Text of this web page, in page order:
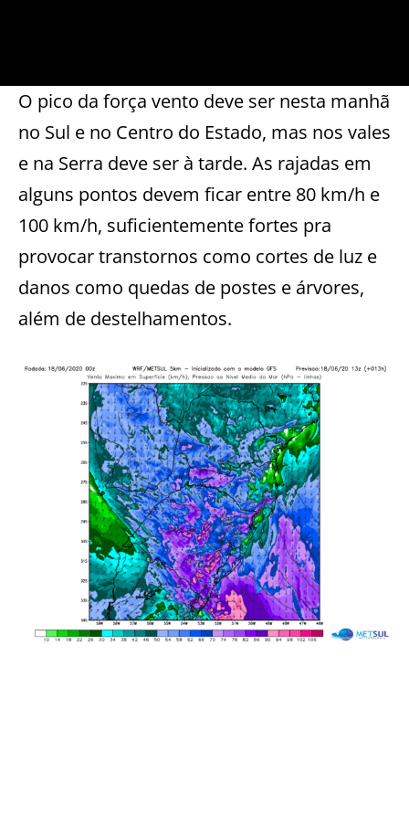
O pico da força vento deve ser nesta manhã
no Sul e no Centro do Estado, mas nos vales
e na Serra deve ser à tarde. As rajadas em
alguns pontos devem ficar entre 80 km/h e
100 km/h, suficientemente fortes pra
provocar transtornos como cortes de luz e
danos como quedas de postes e árvores,
além de destelhamentos.